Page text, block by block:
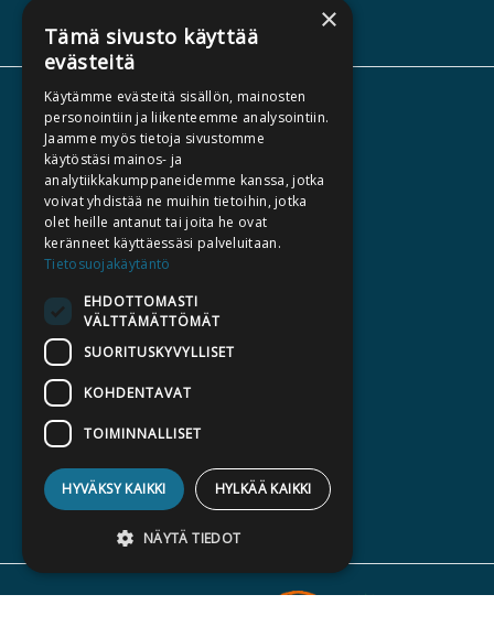
TIETOA MEISTÄ
TEKIJÄT
KATALOGIT
AJANKOHTAISTA
HALUATKO KIRJAILIJAKSI
KIRJA TILAUSTYÖNÄ
MEDIALLE
LASKUTUSOSOITTEET
ENNAKKOTILATTAVAT
LAHJAKORTTI
×
Tämä sivusto käyttää
evästeitä
Käytämme evästeitä sisällön, mainosten
personointiin ja liikenteemme analysointiin.
Jaamme myös tietoja sivustomme
käytöstäsi mainos- ja
analytiikkakumppaneidemme kanssa, jotka
voivat yhdistää ne muihin tietoihin, jotka
olet heille antanut tai joita he ovat
keränneet käyttäessäsi palveluitaan.
Tietosuojakäytäntö
EHDOTTOMASTI
VÄLTTÄMÄTTÖMÄT
SUORITUSKYVYLLISET
KOHDENTAVAT
TOIMINNALLISET
HYVÄKSY KAIKKI HYLKÄÄ KAIKKI
NÄYTÄ TIEDOT